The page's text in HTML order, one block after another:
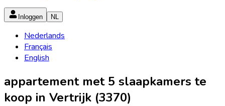
Inloggen NL
Nederlands
Français
English
appartement met 5 slaapkamers te
koop in Vertrijk (3370)